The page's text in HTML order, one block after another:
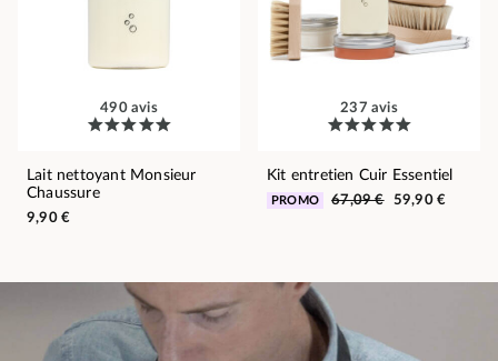
490 avis
Lait nettoyant Monsieur
Chaussure
9,90 €
237 avis
Kit entretien Cuir Essentiel
PROMO 67,09 € 59,90 €